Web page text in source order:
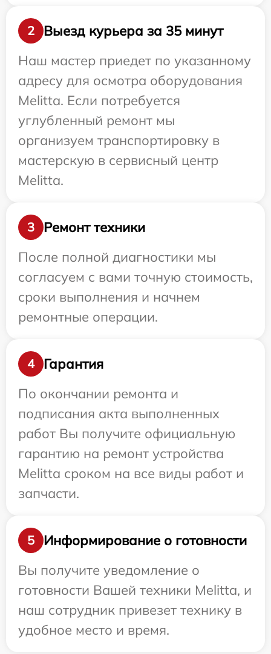
2
Выезд курьера за 35 минут
Наш мастер приедет по указанному
адресу для осмотра оборудования
Melitta. Если потребуется
углубленный ремонт мы
организуем транспортировку в
мастерскую в сервисный центр
Melitta.
3
Ремонт техники
После полной диагностики мы
согласуем с вами точную стоимость,
сроки выполнения и начнем
ремонтные операции.
4
Гарантия
По окончании ремонта и
подписания акта выполненных
работ Вы получите официальную
гарантию на ремонт устройства
Melitta сроком на все виды работ и
запчасти.
5
Информирование о готовности
Вы получите уведомление о
готовности Вашей техники Melitta, и
наш сотрудник привезет технику в
удобное место и время.